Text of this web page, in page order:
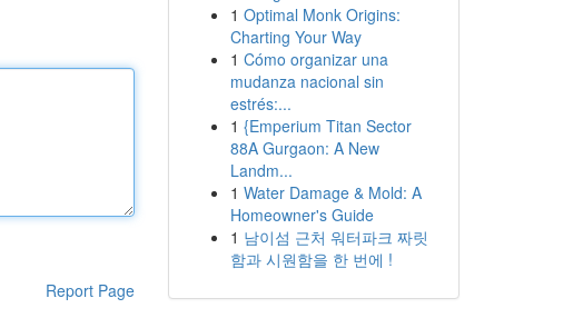
Report Page
1 Optimal Monk Origins:
Charting Your Way
1 Cómo organizar una
mudanza nacional sin
estrés:...
1 {Emperium Titan Sector
88A Gurgaon: A New
Landm...
1 Water Damage & Mold: A
Homeowner's Guide
1 남이섬 근처 워터파크 짜릿
함과 시원함을 한 번에 !